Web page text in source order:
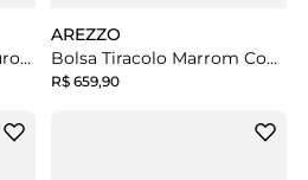
Bolsa Tiracolo Preta Couro Pequena Corrente
AREZZO
Bolsa Tiracolo Marrom Couro Pequena Corrente Tag
R$ 659,90